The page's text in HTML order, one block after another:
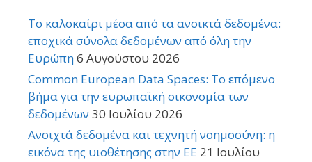
Το καλοκαίρι μέσα από τα ανοικτά δεδομένα:
εποχικά σύνολα δεδομένων από όλη την
Ευρώπη6 Αυγούστου 2026
Common European Data Spaces: Το επόμενο
βήμα για την ευρωπαϊκή οικονομία των
δεδομένων 30 Ιουλίου 2026
Ανοιχτά δεδομένα και τεχνητή νοημοσύνη: η
εικόνα της υιοθέτησης στην ΕΕ 21 Ιουλίου